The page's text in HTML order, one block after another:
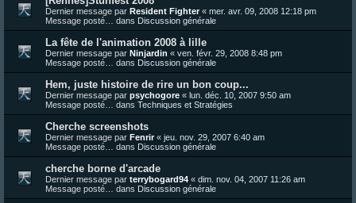
Dernier message par Resident Fighter« mer. avr. 09, 2008 12:18 pm
Message posté… dans Discussion générale
La fête de l'animation 2008 à lille
Dernier message par Ninjardin « ven. févr. 29, 2008 8:48 pm
Message posté… dans Discussion générale
Hem, juste histoire de rire un bon coup...
Dernier message par psychogore « lun. déc. 10, 2007 9:50 am
Message posté… dans Techniques et Stratégies
Cherche screenshots
Dernier message par Fenrir« jeu. nov. 29, 2007 6:40 am
Message posté… dans Discussion générale
cherche borne d'arcade
Dernier message par terrybogard94 « dim. nov. 04, 2007 11:26 am
Message posté… dans Discussion générale